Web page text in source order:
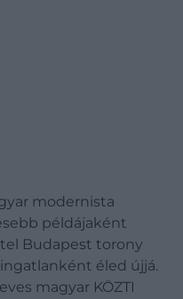
modernista
példájaként
Budapest torony
éled újjá.
magyar KÖZTI